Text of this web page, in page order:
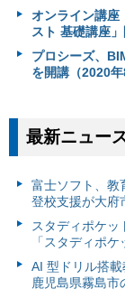
オンライン講座
スト 基礎講座
プロシーズ、
を開講（2020年
最新ニュー
富⼠ソフト、教
登校支援が大府
スタディポケッ
「スタディポ
AI 型ドリル搭載
鹿児島県霧島市